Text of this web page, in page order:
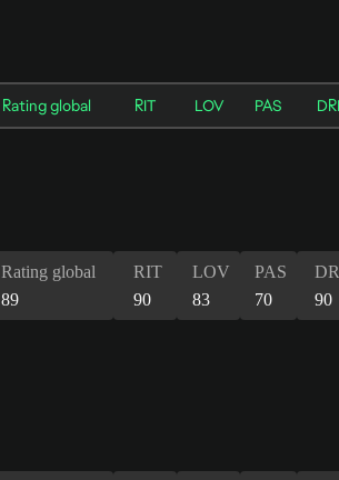
Rating global RIT LOV PAS DRI
Rating global
89
RIT
90
LOV
83
PAS
70
90